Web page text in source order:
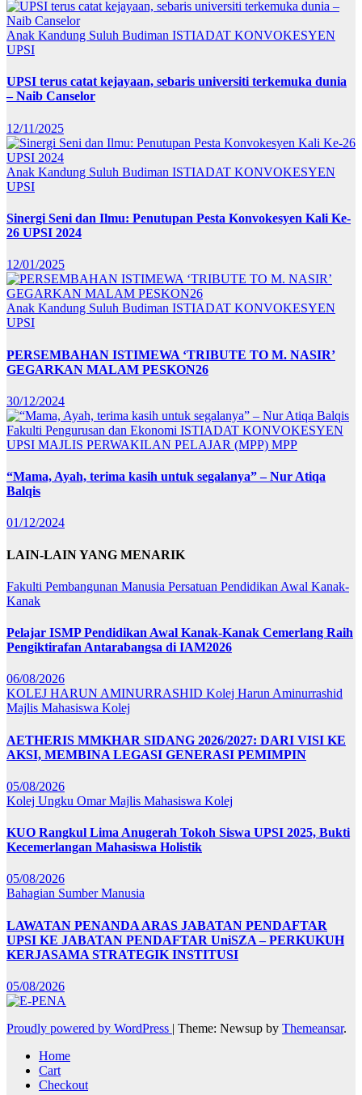
Anak Kandung Suluh Budiman ISTIADAT KONVOKESYEN
UPSI
UPSI terus catat kejayaan, sebaris universiti terkemuka dunia
– Naib Canselor
12/11/2025
Anak Kandung Suluh Budiman ISTIADAT KONVOKESYEN
UPSI
Sinergi Seni dan Ilmu: Penutupan Pesta Konvokesyen Kali Ke-
26 UPSI 2024
12/01/2025
Anak Kandung Suluh Budiman ISTIADAT KONVOKESYEN
UPSI
PERSEMBAHAN ISTIMEWA ‘TRIBUTE TO M. NASIR’
GEGARKAN MALAM PESKON26
30/12/2024
Fakulti Pengurusan dan Ekonomi ISTIADAT KONVOKESYEN
UPSI MAJLIS PERWAKILAN PELAJAR (MPP) MPP
“Mama, Ayah, terima kasih untuk segalanya” – Nur Atiqa
Balqis
01/12/2024
LAIN-LAIN YANG MENARIK
Fakulti Pembangunan Manusia Persatuan Pendidikan Awal Kanak-
Kanak
Pelajar ISMP Pendidikan Awal Kanak-Kanak Cemerlang Raih
Pengiktirafan Antarabangsa di IAM2026
06/08/2026
KOLEJ HARUN AMINURRASHID Kolej Harun Aminurrashid
Majlis Mahasiswa Kolej
AETHERIS MMKHAR SIDANG 2026/2027: DARI VISI KE
AKSI, MEMBINA LEGASI GENERASI PEMIMPIN
05/08/2026
Kolej Ungku OmarMajlis Mahasiswa Kolej
KUO Rangkul Lima Anugerah Tokoh Siswa UPSI 2025, Bukti
Kecemerlangan Mahasiswa Holistik
05/08/2026
Bahagian Sumber Manusia
LAWATAN PENANDA ARAS JABATAN PENDAFTAR
UPSI KE JABATAN PENDAFTAR UniSZA – PERKUKUH
KERJASAMA STRATEGIK INSTITUSI
05/08/2026
Proudly powered by WordPress | Theme: Newsup by Themeansar.
Home
Cart
Checkout